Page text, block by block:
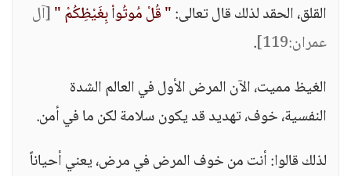
القلق، الحقد لذلك قال تعالى:" قُلْ مُوتُواْ بِغَيْظِكُمْ "[آل
عمران:119]
.
الغيظ مميت، الآن المرض الأول في العالم الشدة
النفسية، خوف، تهديد قد يكون سلامة لكن ما في أمن.
لذلك قالوا: أنت من خوف المرض في مرض، يعني أحياناً